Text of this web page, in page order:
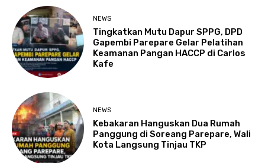
NEWS
Tingkatkan Mutu Dapur SPPG, DPD
Gapembi Parepare Gelar Pelatihan
Keamanan Pangan HACCP di Carlos
Kafe
NEWS
Kebakaran Hanguskan Dua Rumah
Panggung di Soreang Parepare, Wali
Kota Langsung Tinjau TKP